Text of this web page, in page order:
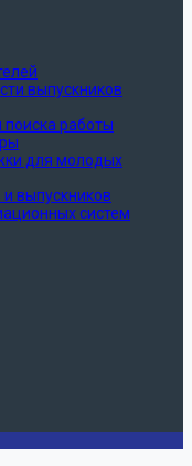
выпускников
работы
для молодых
выпускников
систем